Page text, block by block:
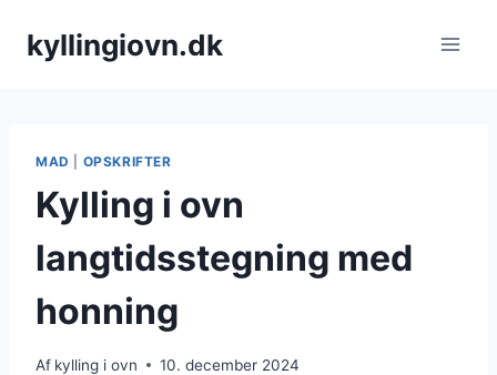
kyllingiovn.dk
MAD OPSKRIFTER
Kylling i ovn
langtidsstegning med
honning
Af kylling i ovn 10. december 2024